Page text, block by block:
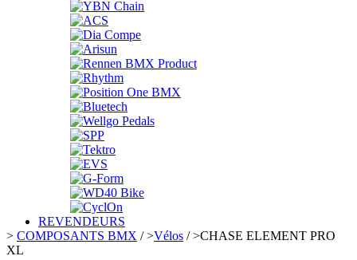
REVENDEURS
> COMPOSANTS BMX />Vélos />CHASE ELEMENT PRO
XL